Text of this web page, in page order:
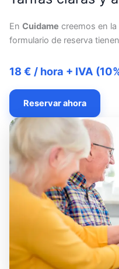
En Cuidame creemos en
formulario de reserva
18 € / hora + IVA
Reservar ahora